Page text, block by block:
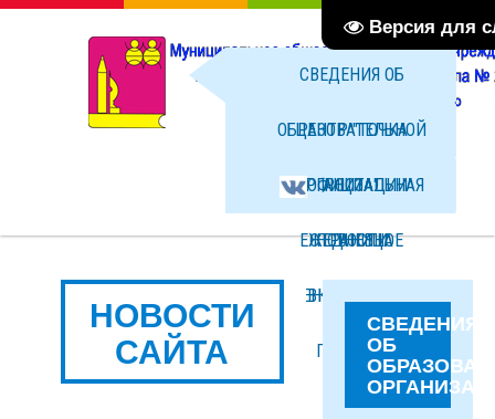
Версия для
СВЕДЕНИЯ ОБ
ОБРАЗОВАТЕЛЬНОЙ
ОРГАНИЗАЦИИ
НОВОСТИ
ФАЙЛЫ
ЦЕНТР "ТОЧКА
РОСТА"
ЕЖЕДНЕВНОЕ
МЕНЮ ГОРЯЧЕГО
ПИТАНИЯ
ОФИЦИАЛЬНАЯ
СТРАНИЦА
ВКОНТАКТЕ
НОВОСТИ
САЙТА
СВЕДЕНИЯ
ОБ